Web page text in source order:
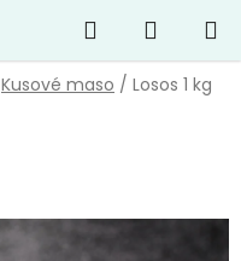
Hledat
KOŠÍK
Kusové maso / Losos 1 kg